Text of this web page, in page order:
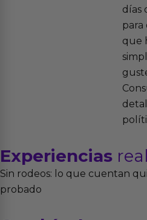
días
que
Experiencias
Sin rodeos: lo que cuentan
probado